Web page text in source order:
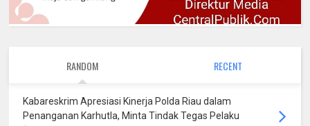
RANDOM RECENT
Kabareskrim Apresiasi Kinerja Polda Riau dalam
Penanganan Karhutla, Minta Tindak Tegas Pelaku